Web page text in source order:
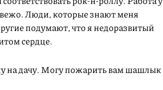
Люди, которые знают меня
подумают, что я недоразвитый
сердце.
на дачу. Могу пожарить вам шашлык